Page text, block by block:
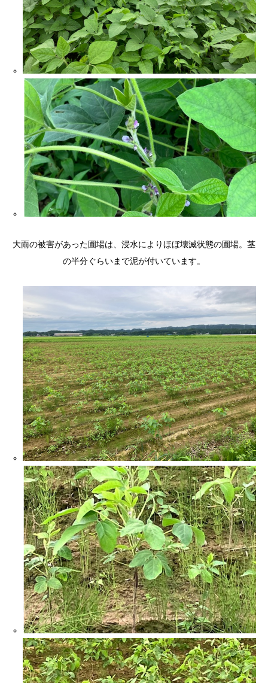
大雨の被害があった圃場は、浸水によりほぼ壊滅状態の圃場。茎
の半分ぐらいまで泥が付いています。